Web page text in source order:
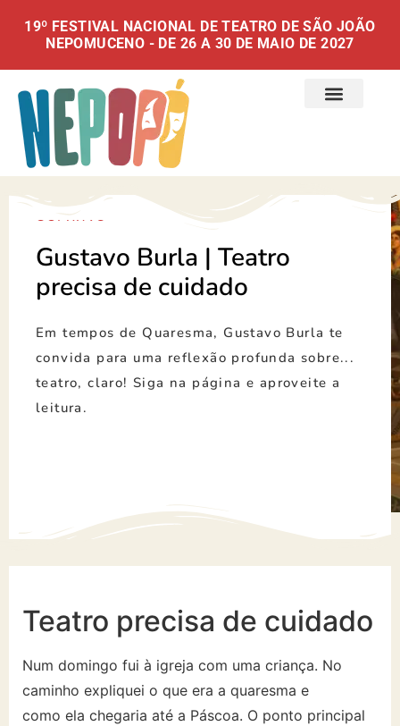
19º FESTIVAL NACIONAL DE TEATRO DE SÃO JOÃO
NEPOMUCENO - DE 26 A 30 DE MAIO DE 2027
COLUNAS
Gustavo Burla | Teatro
precisa de cuidado
Em tempos de Quaresma, Gustavo Burla te
convida para uma reflexão profunda sobre...
teatro, claro! Siga na página e aproveite a
leitura.
Teatro precisa de cuidado
Num domingo fui à igreja com uma criança. No
caminho expliquei o que era a quaresma e
como ela chegaria até a Páscoa. O ponto principal